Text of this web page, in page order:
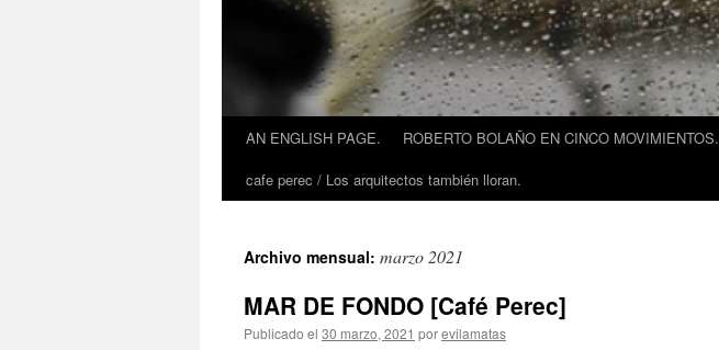
AN ENGLISH PAGE. ROBERTO BOLAÑO EN CINCO MOVIMIENTOS.
cafe perec / Los arquitectos también lloran.
Archivo mensual: marzo 2021
MAR DE FONDO [Café Perec]
Publicado el 30 marzo, 2021 porevilamatas